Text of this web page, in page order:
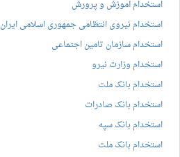
استخدام آموزش و پرورش
استخدام نیروی انتظامی جمهوری اسلامی ایران
استخدام سازمان تامین اجتماعی
استخدام وزارت نیرو
استخدام بانک ملت
استخدام بانک صادرات
استخدام بانک سپه
استخدام بانک ملت